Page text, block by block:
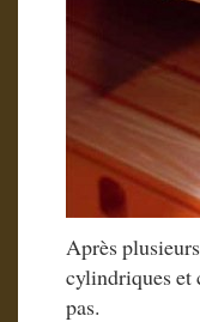
Après
cylindriques et
pas.